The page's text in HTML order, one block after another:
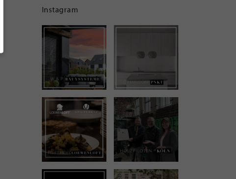
Instagram